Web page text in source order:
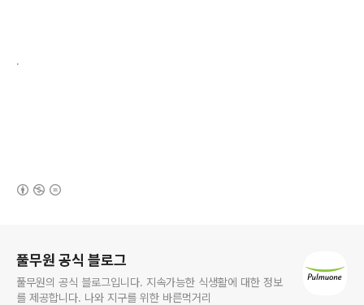
.
풀무원 공식 블로그
풀무원의 공식 블로그입니다. 지속가능한 식생활에 대한 정보
를 제공합니다. 나와 지구를 위한 바른먹거리